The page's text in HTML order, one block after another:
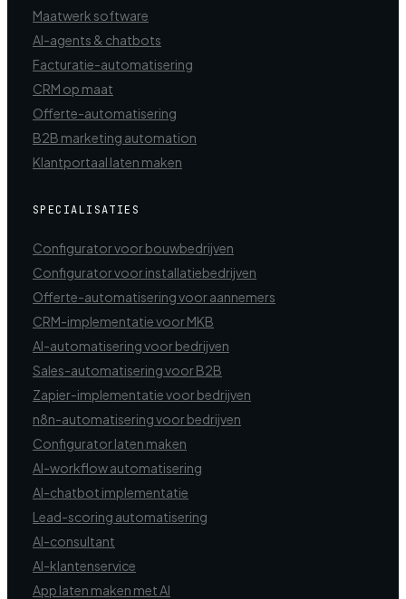
Maatwerk software
AI-agents & chatbots
Facturatie-automatisering
CRM op maat
Offerte-automatisering
B2B marketing automation
Klantportaal laten maken
SPECIALISATIES
Configurator voor bouwbedrijven
Configurator voor installatiebedrijven
Offerte-automatisering voor aannemers
CRM-implementatie voor MKB
AI-automatisering voor bedrijven
Sales-automatisering voor B2B
Zapier-implementatie voor bedrijven
n8n-automatisering voor bedrijven
Configurator laten maken
AI-workflow automatisering
AI-chatbot implementatie
Lead-scoring automatisering
AI-consultant
AI-klantenservice
App laten maken met AI